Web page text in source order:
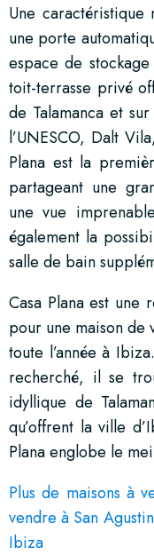
Une
une porte
espace de
toit-terrasse privé
de Talamanca et
l’UNESCO, Dalt
Plana est la
partageant une
une vue
également la
salle de bain
Casa Plana est une
pour une maison de
toute l’année à
recherché, il se
idyllique de
qu’offrent la ville
Plana englobe le
Plus de maisons à
vendre à San Agustin
Ibiza